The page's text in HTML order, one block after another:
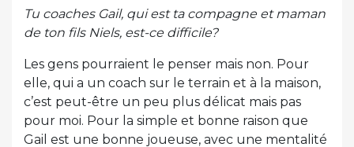
Tu coaches Gail, qui est ta compagne et maman
de ton fils Niels, est-ce difficile?
Les gens pourraient le penser mais non. Pour
elle, qui a un coach sur le terrain et à la maison,
c’est peut-être un peu plus délicat mais pas
pour moi. Pour la simple et bonne raison que
Gail est une bonne joueuse, avec une mentalité